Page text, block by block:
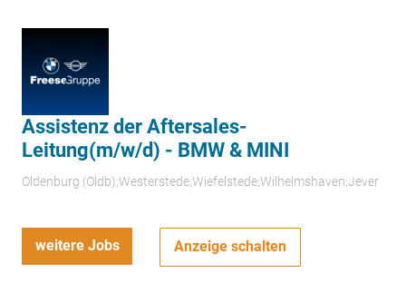
Assistenz der Aftersales-
Leitung(m/w/d) - BMW & MINI
Oldenburg (Oldb);Westerstede;Wiefelstede;Wilhelmshaven;Jever
weitere Jobs Anzeige schalten